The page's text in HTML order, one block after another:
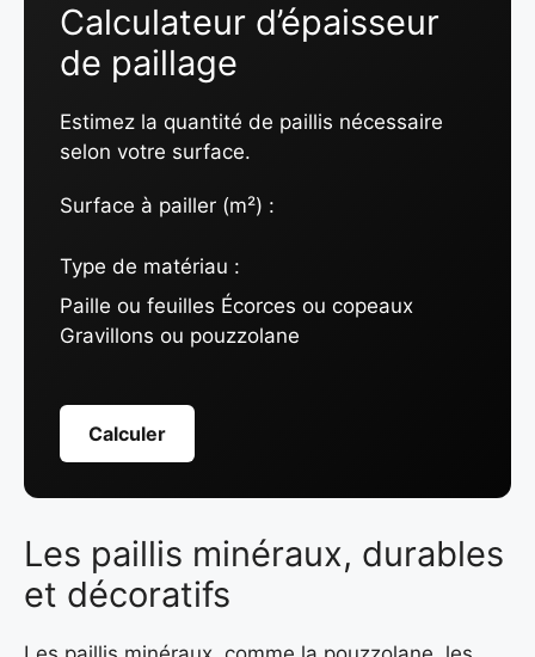
Calculateur d’épaisseur
de paillage
Estimez la quantité de paillis nécessaire
selon votre surface.
Surface à pailler (m²) :
Type de matériau :
Paille ou feuilles Écorces ou copeaux
Gravillons ou pouzzolane
Calculer
Les paillis minéraux, durables
et décoratifs